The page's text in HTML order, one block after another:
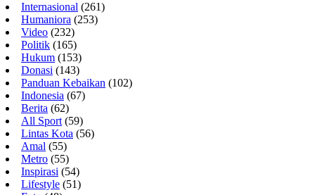
Internasional (261)
Humaniora (253)
Video (232)
Politik (165)
Hukum (153)
Donasi (143)
Panduan Kebaikan (102)
Indonesia (67)
Berita (62)
All Sport (59)
Lintas Kota (56)
Amal (55)
Metro (55)
Inspirasi (54)
Lifestyle (51)